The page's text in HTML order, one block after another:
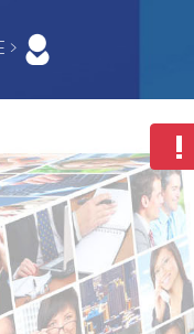
>